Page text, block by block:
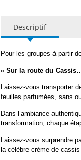
Descriptif
Pour les groupes à partir
« Sur la route du
Laissez-vous transporter
feuilles parfumées, sans
Dans l’ambiance
transformation, chaque
Laissez-vous surprendre
la célèbre crème de